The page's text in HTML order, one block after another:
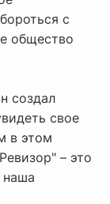
с
общество
создал
свое
в этом
– это
наша